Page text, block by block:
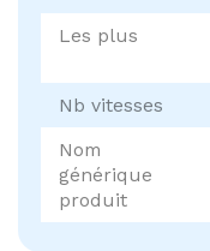
Les plus
Nb vitesses
Nom
générique
produit